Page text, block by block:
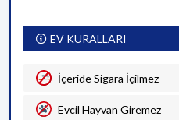
EV KURALLARI
İçeride Sigara İçilmez
Evcil Hayvan Giremez